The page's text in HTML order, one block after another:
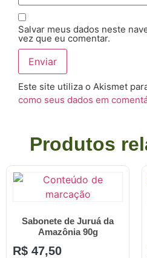
Salvar meus dados neste
vez que eu comentar.
Este site utiliza o Akismet
como seus dados em
Produtos
Sabonete de Juruá da
Amazônia 90g
R$ 47,50